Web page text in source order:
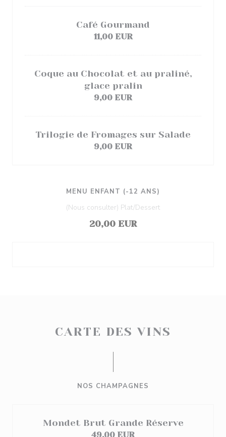
Café Gourmand
11,00 EUR
Coque au Chocolat et au praliné,
glace pralin
9,00 EUR
Trilogie de Fromages sur Salade
9,00 EUR
MENU ENFANT (-12 ANS)
(Nous consulter) Plat/Dessert
20,00 EUR
CARTE DES VINS
NOS CHAMPAGNES
Mondet Brut Grande Réserve
49,00 EUR